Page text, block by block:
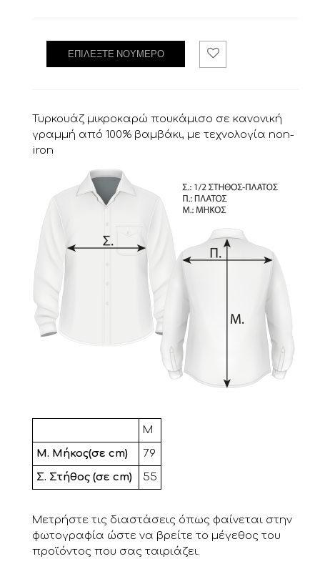
ΕΠΙΛΈΞΤΕ ΝΟΎΜΕΡΟ
hli
st .
Τυρκουάζ μικροκαρώ πουκάμισο σε κανονική
γραμμή από 100% βαμβάκι, με τεχνολογία non-
iron
Μ
Μ. Μήκος(σε cm)
79
Σ. Στήθος (σε cm)
55
Μετρήστε τις διαστάσεις όπως φαίνεται στην
φωτογραφία ώστε να βρείτε το μέγεθος του
προϊόντος που σας ταιριάζει.